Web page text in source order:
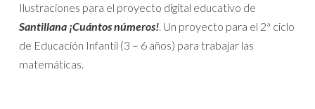
Ilustraciones para el proyecto digital educativo de
Santillana ¡Cuántos números!. Un proyecto para el 2ª ciclo
de Educación Infantil (3 – 6 años) para trabajar las
matemáticas.